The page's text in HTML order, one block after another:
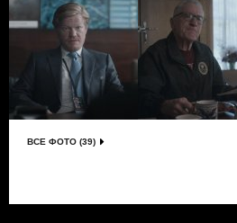
ВСЕ ФОТО (39)